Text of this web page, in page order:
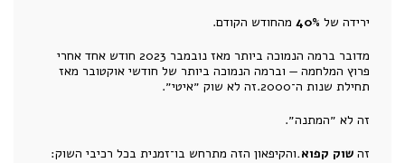
ירידה של 40% מהחודש הקודם.
מדובר ברמה הנמוכה ביותר מאז נובמבר 2023 חודש אחד אחרי
פרוץ המלחמה — וברמה הנמוכה ביותר של חודשי אוקטובר מאז
תחילת שנות ה־2000.זה לא שוק ״איטי״.
זה לא ״המתנה״.
זה שוק קפוא.והקיפאון הזה מתרחש בו־זמנית בכל רכיבי השוק: